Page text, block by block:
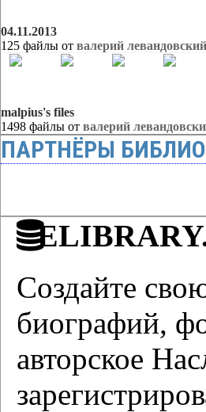
04.11.2013
125 файлы от валерий левандовский
malpius's files
1498 файлы от валерий
ПАРТНЁРЫ
Создайте
биографий,
авторское